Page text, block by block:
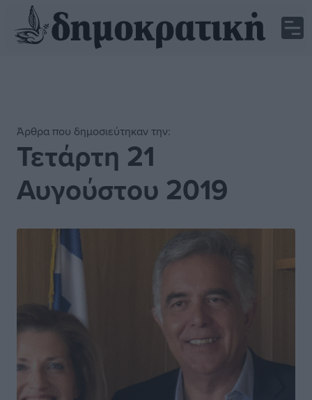
Άρθρα που δημοσιεύτηκαν την:
Τετάρτη 21
Αυγούστου 2019